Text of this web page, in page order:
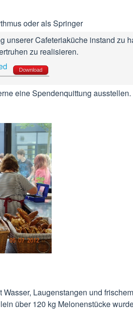
oder als Springer
unserer Cafeteriaküche instand zu
zu realisieren.
Download
eine Spendenquittung ausstellen.
Laugenstangen und
über 120 kg Melonenstücke